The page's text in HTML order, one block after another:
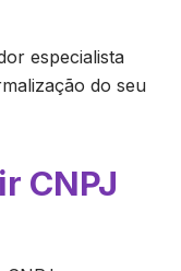
especialista
do seu
CNPJ